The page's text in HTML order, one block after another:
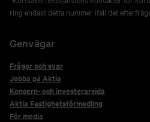
ring endast detta nummer ifall det
Genvägar
Frågor och svar
Jobba på Aktia
Koncern- och investerarsida
Aktia Fastighetsförmedling
För media